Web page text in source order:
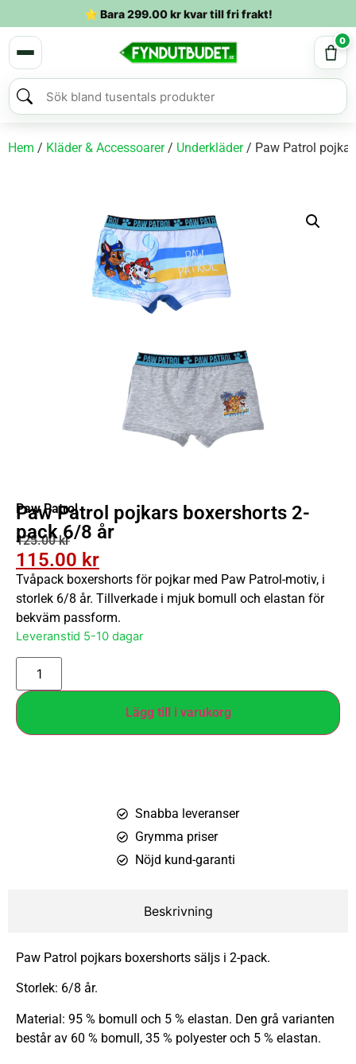
⭐ Bara299.00krkvar till fri frakt!
0
Hem / Kläder & Accessoarer/ Underkläder/ Paw Patrol
Paw Patrol
Paw Patrol pojkars boxershorts 2-
pack 6/8 år
125.00kr
115.00 kr
Tvåpack boxershorts för pojkar med Paw Patrol-motiv, i
storlek 6/8 år. Tillverkade i mjuk bomull och elastan för
bekväm passform.
Leveranstid 5-10 dagar
Lägg till i varukorg
Snabba leveranser
Grymma priser
Nöjd kund-garanti
Beskrivning
Paw Patrol pojkars boxershorts säljs i 2-pack.
Storlek: 6/8 år.
Material: 95 % bomull och 5 % elastan. Den grå varianten
består av 60 % bomull, 35 % polyester och 5 % elastan.